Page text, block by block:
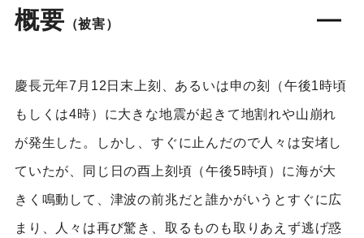
概要 （被害）
慶長元年7月12日末上刻、あるいは申の刻（午後1時頃
もしくは4時）に大きな地震が起きて地割れや山崩れ
が発生した。しかし、すぐに止んだので人々は安堵し
ていたが、同じ日の酉上刻頃（午後5時頃）に海が大
きく鳴動して、津波の前兆だと誰かがいうとすぐに広
まり、人々は再び驚き、取るものも取りあえず逃げ惑